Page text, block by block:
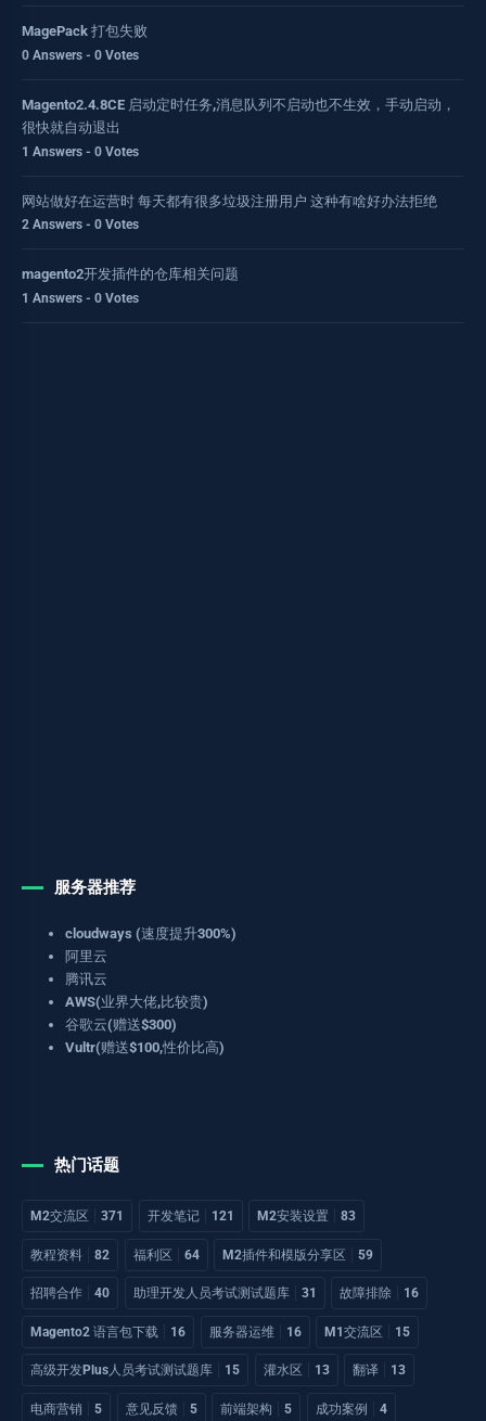
MagePack 打包失败
0 Answers - 0 Votes
Magento2.4.8CE 启动定时任务,消息队列不启动也不生效，手动启动，
很快就自动退出
1 Answers - 0 Votes
网站做好在运营时 每天都有很多垃圾注册用户 这种有啥好办法拒绝
2 Answers - 0 Votes
magento2开发插件的仓库相关问题
1 Answers - 0 Votes
服务器推荐
cloudways (速度提升300%)
阿里云
腾讯云
AWS(业界大佬,比较贵)
谷歌云(赠送$300)
Vultr(赠送$100,性价比高)
热门话题
M2交流区 371 开发笔记 121 M2安装设置 83
教程资料 82 福利区 64 M2插件和模版分享区 59
招聘合作 40 助理开发人员考试测试题库 31 故障排除 16
Magento2 语言包下载 16 服务器运维 16 M1交流区 15
高级开发Plus人员考试测试题库 15 灌水区 13 翻译 13
电商营销 5 意见反馈 5 前端架构 5 成功案例 4